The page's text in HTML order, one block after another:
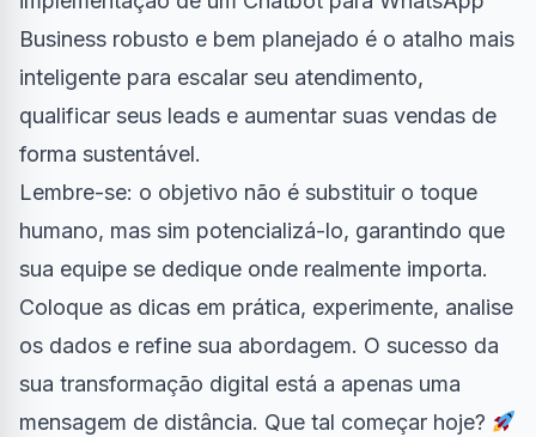
Business robusto e bem planejado é o atalho mais
inteligente para escalar seu atendimento,
qualificar seus leads e aumentar suas vendas de
forma sustentável.
Lembre-se: o objetivo não é substituir o toque
humano, mas sim potencializá-lo, garantindo que
sua equipe se dedique onde realmente importa.
Coloque as dicas em prática, experimente, analise
os dados e refine sua abordagem. O sucesso da
sua transformação digital está a apenas uma
mensagem de distância. Que tal começar hoje?